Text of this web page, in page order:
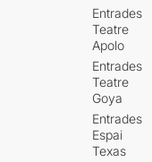
Entrades
Teatre
Apolo
Entrades
Teatre
Goya
Entrades
Espai
Texas